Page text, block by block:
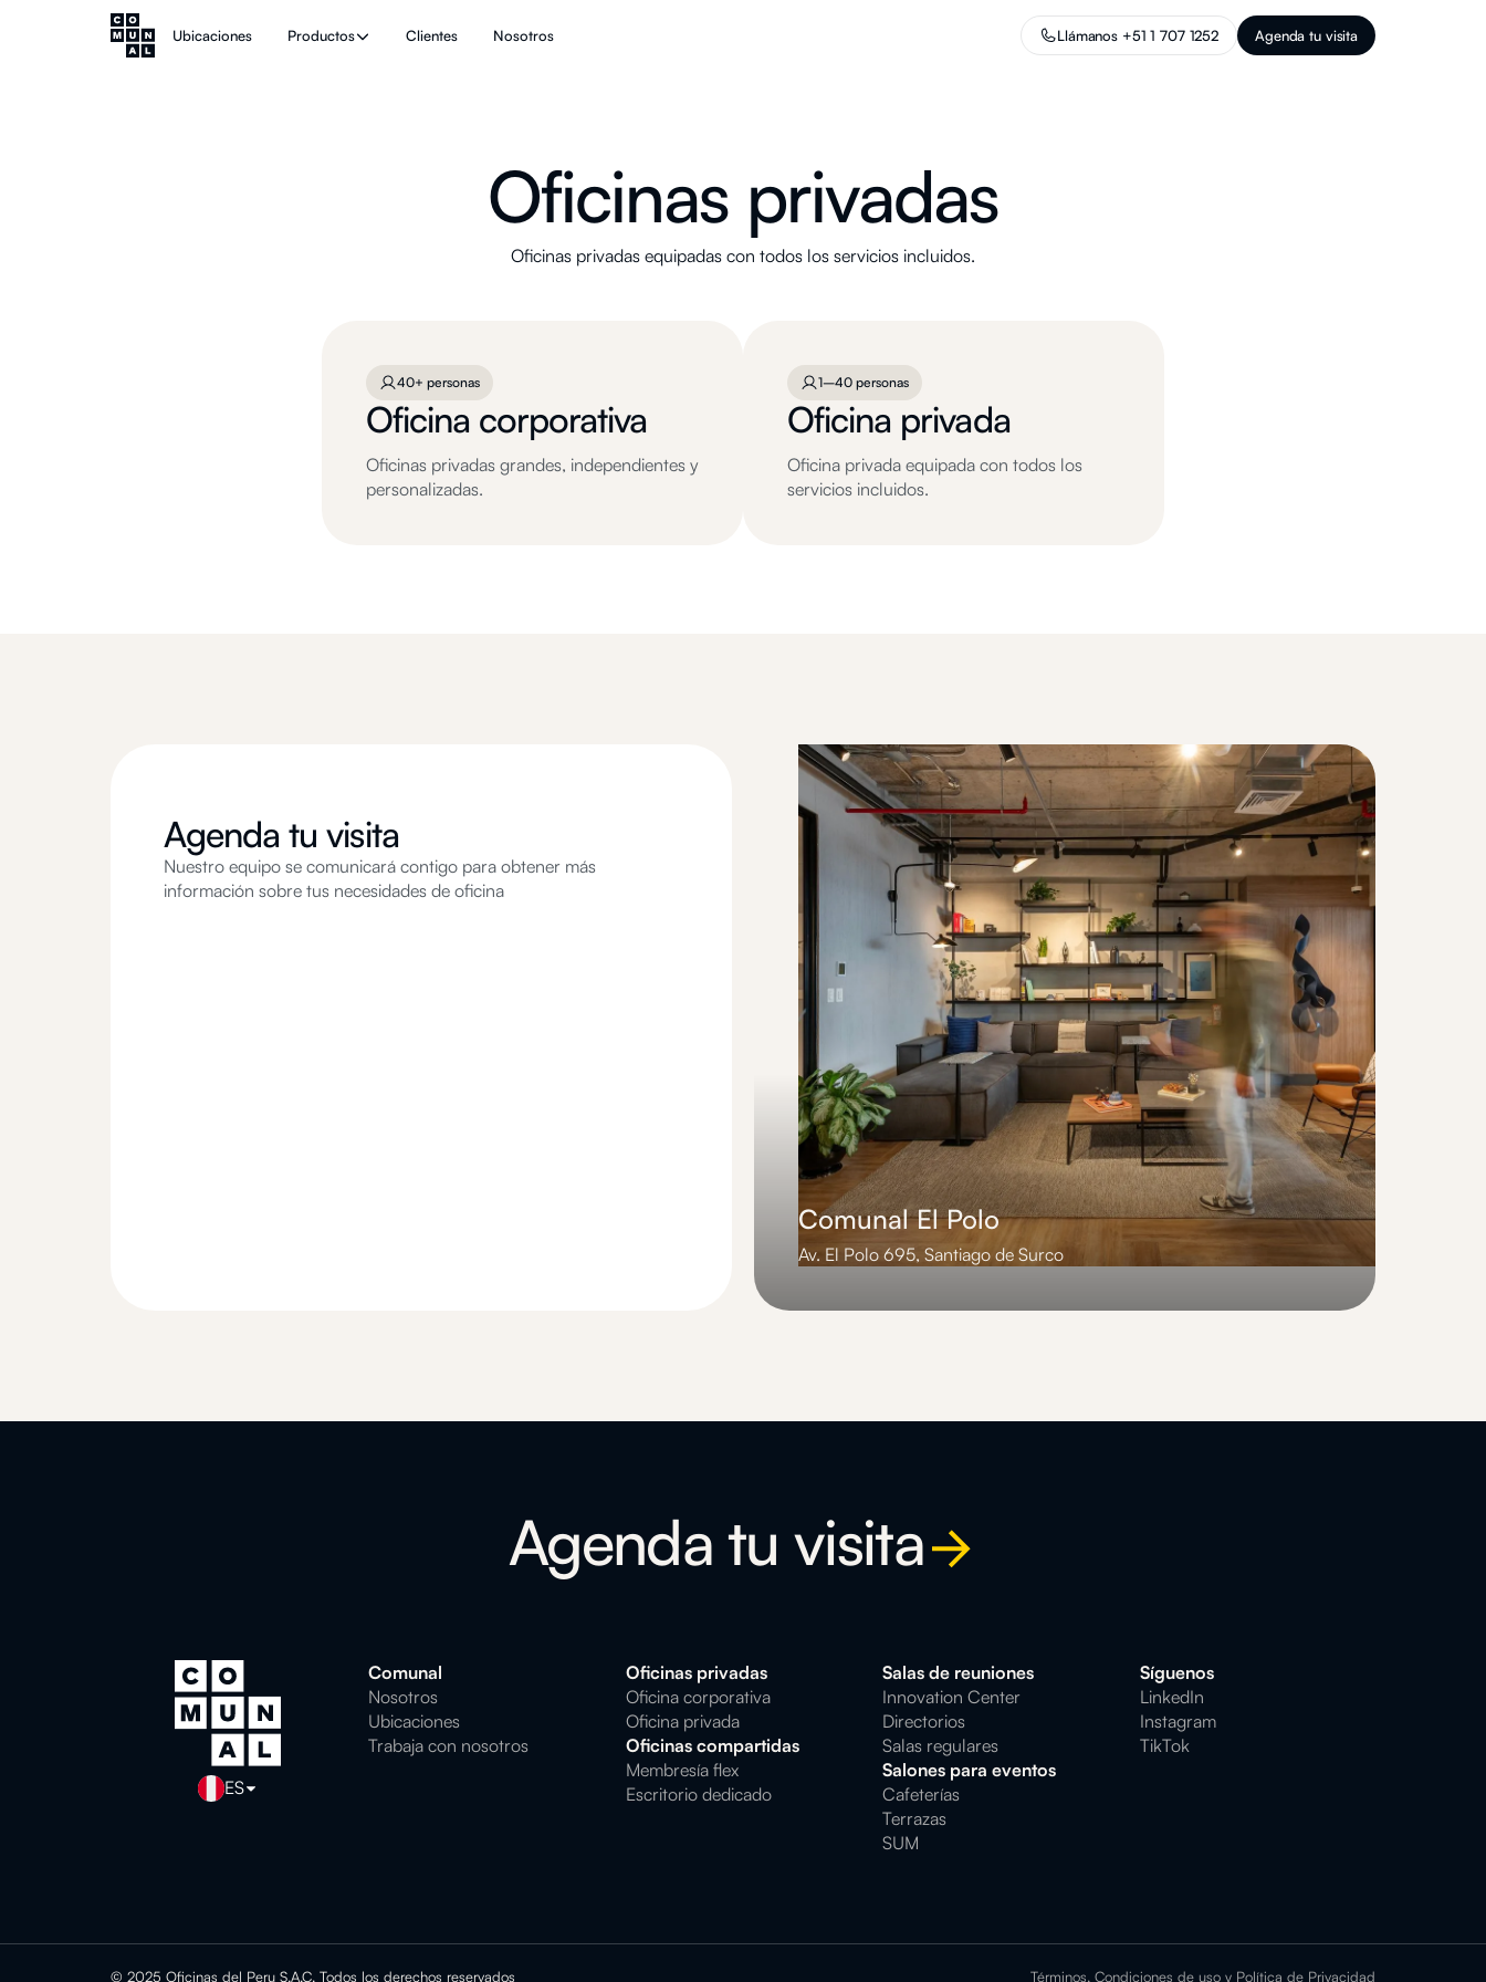
Ubicaciones Productos Clientes Nosotros Llámanos +51 1 707 1252 Agenda tu visita
Oficinas privadas
Oficinas privadas equipadas con todos los servicios incluidos.
40+ personas
Oficina corporativa
Oficinas privadas grandes, independientes y
personalizadas.
1–40 personas
Oficina privada
Oficina privada equipada con todos los
servicios incluidos.
Agenda tu visita
Nuestro equipo se comunicará contigo para obtener más
información sobre tus necesidades de oficina
Comunal El Polo
Av. El Polo 695, Santiago de Surco
Agenda tu visita
ES
Comunal
Nosotros
Ubicaciones
Trabaja con nosotros
Oficinas privadas
Oficina corporativa
Oficina privada
Oficinas compartidas
Membresía flex
Escritorio dedicado
Salas de reuniones
Innovation Center
Directorios
Salas regulares
Salones para eventos
Cafeterías
Terrazas
SUM
Síguenos
LinkedIn
Instagram
TikTok
© 2025 Oficinas del Peru S.A.C. Todos los derechos reservados Términos, Condiciones de uso y Política de Privacidad